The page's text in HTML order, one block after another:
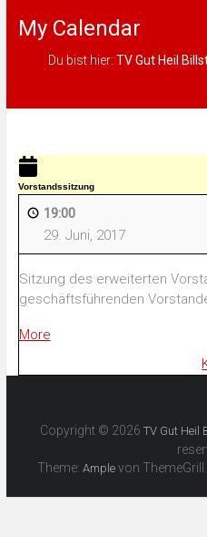
My Calendar
Du bist hier: TV Gut Heil
Vorstandssitzung
19:00
29. Juni, 2017
Sitzung des erweiterten
geschäftsführenden
More
Copyright © 2026 TV Gut Heil
Theme: Amplevon